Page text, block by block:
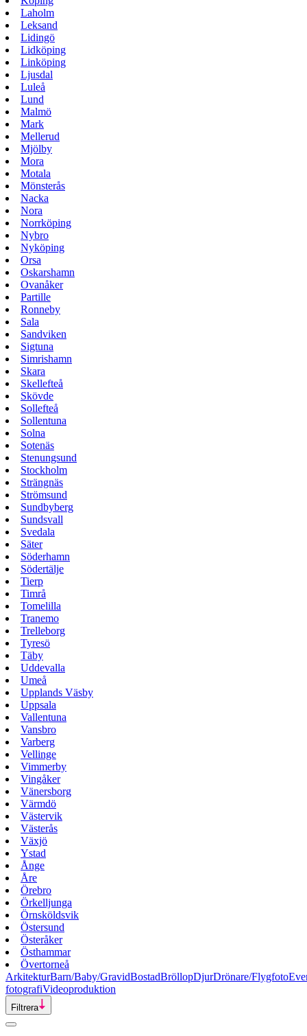
Laholm
Leksand
Lidingö
Lidköping
Linköping
Ljusdal
Luleå
Lund
Malmö
Mark
Mellerud
Mjölby
Mora
Motala
Mönsterås
Nacka
Nora
Norrköping
Nybro
Nyköping
Orsa
Oskarshamn
Ovanåker
Partille
Ronneby
Sala
Sandviken
Sigtuna
Simrishamn
Skara
Skellefteå
Skövde
Sollefteå
Sollentuna
Solna
Sotenäs
Stenungsund
Stockholm
Strängnäs
Strömsund
Sundbyberg
Sundsvall
Svedala
Säter
Söderhamn
Södertälje
Tierp
Timrå
Tomelilla
Tranemo
Trelleborg
Tyresö
Täby
Uddevalla
Umeå
Upplands Väsby
Uppsala
Vallentuna
Vansbro
Varberg
Vellinge
Vimmerby
Vingåker
Vänersborg
Värmdö
Västervik
Västerås
Växjö
Ystad
Ånge
Åre
Örebro
Örkelljunga
Örnsköldsvik
Östersund
Österåker
Östhammar
Övertorneå
ArkitekturBarn/Baby/GravidBostadBröllopDjurDrönare/Flygfoto
fotografiVideoproduktion
Filtrera